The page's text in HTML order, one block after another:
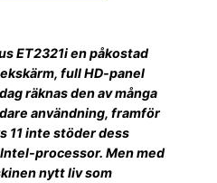
ET2321i en påkostad
full HD-panel
räknas den av många
användning, framför
11 inte stöder dess
processor. Men med
nytt liv som